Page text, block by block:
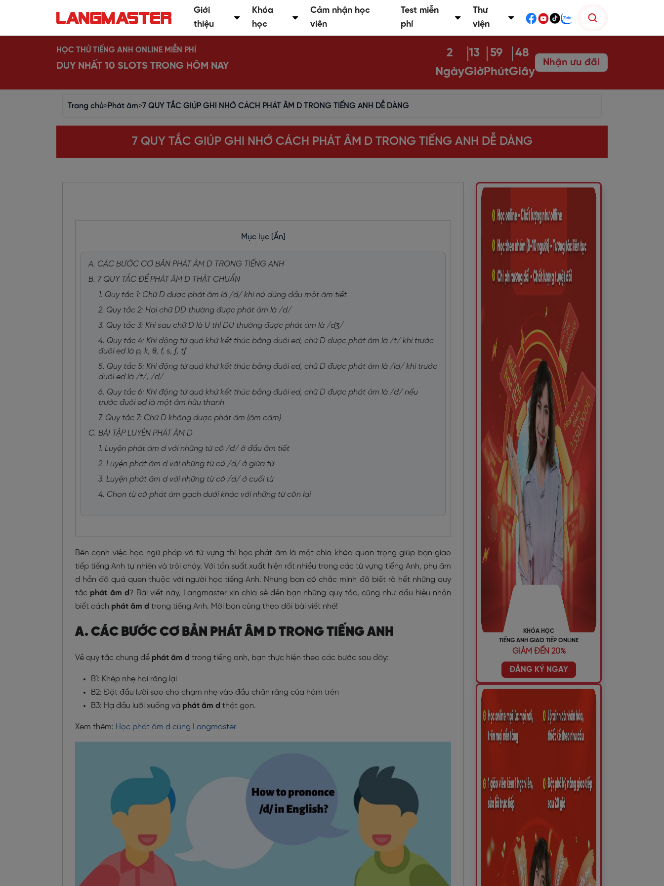
Giới
thiệu
Khóa
học
Cảm nhận học
viên
Test miễn
phí
Thư
viện
HỌC THỬ TIẾNG ANH ONLINE MIỄN PHÍ
DUY NHẤT 10 SLOTS TRONG HÔM NAY
2
Ngày
13
Giờ
59
Phút
47
Giây
Nhận ưu đãi
Trang chủ>Phát âm>7 QUY TẮC GIÚP GHI NHỚ CÁCH PHÁT ÂM D TRONG TIẾNG ANH DỄ DÀNG
7 QUY TẮC GIÚP GHI NHỚ CÁCH PHÁT ÂM D TRONG TIẾNG ANH DỄ DÀNG
Mục lục [Ẩn]
A. CÁC BƯỚC CƠ BẢN PHÁT ÂM D TRONG TIẾNG ANH
B. 7 QUY TẮC ĐỂ PHÁT ÂM D THẬT CHUẨN
1. Quy tắc 1: Chữ D được phát âm là /d/ khi nó đứng đầu một âm tiết
2. Quy tắc 2: Hai chữ DD thường được phát âm là /d/
3. Quy tắc 3: Khi sau chữ D là U thì DU thường được phát âm là /dʒ/
4. Quy tắc 4: Khi động từ quá khứ kết thúc bằng đuôi ed, chữ D được phát âm là /t/ khi trước
đuôi ed là p, k, θ, f, s, ʃ, tʃ
5. Quy tắc 5: Khi động từ quá khứ kết thúc bằng đuôi ed, chữ D được phát âm là /id/ khi trước
đuôi ed là /t/, /d/
6. Quy tắc 6: Khi động từ quá khứ kết thúc bằng đuôi ed, chữ D được phát âm là /d/ nếu
trước đuôi ed là một âm hữu thanh
7. Quy tắc 7: Chữ D không được phát âm (âm câm)
C. BÀI TẬP LUYỆN PHÁT ÂM D
1. Luyện phát âm d với những từ có /d/ ở đầu âm tiết
2. Luyện phát âm d với những từ có /d/ ở giữa từ
3. Luyện phát âm d với những từ có /d/ ở cuối từ
4. Chọn từ có phát âm gạch dưới khác với những từ còn lại
Bên cạnh việc học ngữ pháp và từ vựng thì học phát âm là một chìa khóa quan trọng giúp bạn giao
tiếp tiếng Anh tự nhiên và trôi chảy. Với tần suất xuất hiện rất nhiều trong các từ vựng tiếng Anh, phụ âm
d hẳn đã quá quen thuộc với người học tiếng Anh. Nhưng bạn có chắc mình đã biết rõ hết những quy
tắc phát âm d? Bài viết này, Langmaster xin chia sẻ đến bạn những quy tắc, cũng như dấu hiệu nhận
biết cách phát âm d trong tiếng Anh. Mời bạn cùng theo dõi bài viết nhé!
A. CÁC BƯỚC CƠ BẢN PHÁT ÂM D TRONG TIẾNG ANH
Về quy tắc chung để phát âm d trong tiếng anh, bạn thực hiện theo các bước sau đây:
B1: Khép nhẹ hai răng lại
B2: Đặt đầu lưỡi sao cho chạm nhẹ vào đầu chân răng của hàm trên
B3: Hạ đầu lưỡi xuống và phát âm d thật gọn.
Xem thêm: Học phát âm d cùng Langmaster
KHÓA HỌC
TIẾNG ANH GIAO TIẾP ONLINE
GIẢM ĐẾN 20%
ĐĂNG KÝ NGAY